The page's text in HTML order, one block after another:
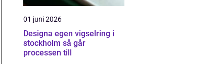
01 juni 2026
Designa egen vigselring i
stockholm så går
processen till